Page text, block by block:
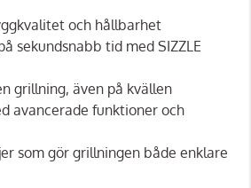
och hållbarhet
sekundsnabb tid med SIZZLE
grillning, även på kvällen
avancerade funktioner och
som gör grillningen både enklare